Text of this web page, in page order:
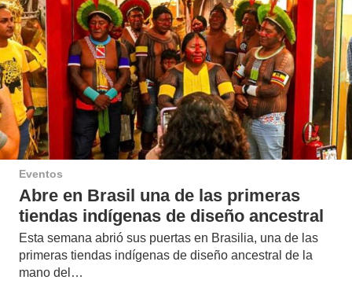
Eventos
Abre en Brasil una de las primeras
tiendas indígenas de diseño ancestral
Esta semana abrió sus puertas en Brasilia, una de las
primeras tiendas indígenas de diseño ancestral de la
mano del…